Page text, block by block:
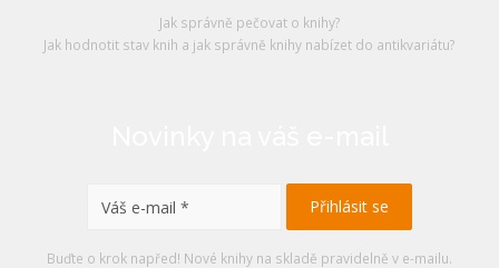
Jak správně pečovat o knihy?
Jak hodnotit stav knih a jak správně knihy nabízet do antikvariátu?
Buďte o krok napřed! Nové knihy na skladě pravidelně v e-mailu.